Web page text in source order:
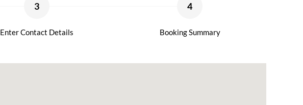
3
Enter Contact Details
4
Booking Summary